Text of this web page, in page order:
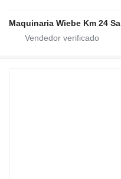
Maquinaria Wiebe Km 24 Sa